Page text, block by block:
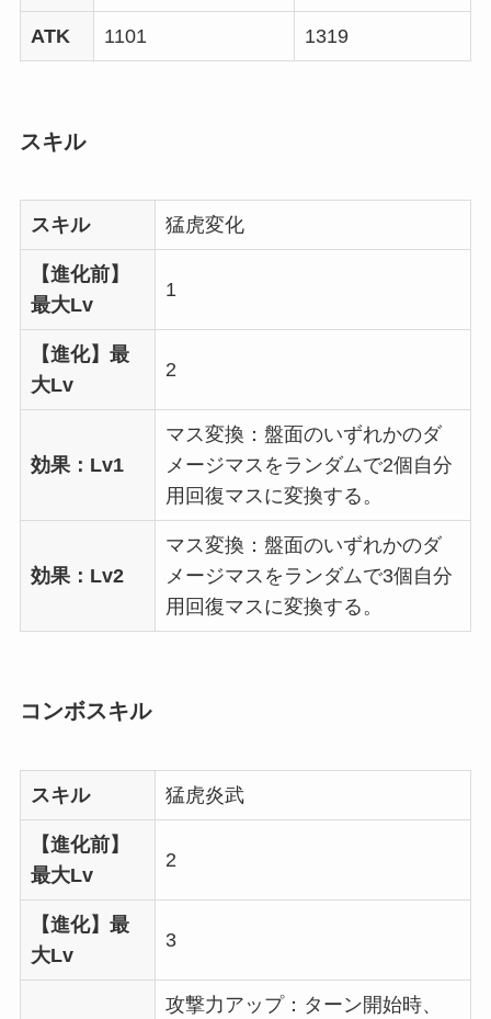
ATK 1101 1319
スキル
スキル 猛虎変化
【進化前】
最大Lv
1
【進化】最
大Lv
2
効果：Lv1
マス変換：盤面のいずれかのダ
メージマスをランダムで2個自分
用回復マスに変換する。
効果：Lv2
マス変換：盤面のいずれかのダ
メージマスをランダムで3個自分
用回復マスに変換する。
コンボスキル
スキル 猛虎炎武
【進化前】
最大Lv
2
【進化】最
大Lv
3
攻撃力アップ：ターン開始時、